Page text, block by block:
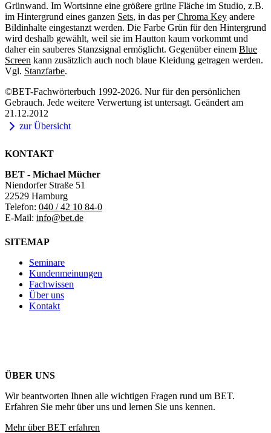
Grünwand. Im Wortsinne eine größere grüne Fläche im Studio, z.B.
im Hintergrund eines ganzen Sets, in das perChroma Key andere
Bildinhalte eingestanzt werden. Die Farbe Grün für den Hintergrund
wird deshalb gewählt, weil sie im Hautton kaum vorkommt und
daher ein sauberes Stanzsignal ermöglicht. Gegenüber einem Blue
Screen kann zusätzlich auch noch blaue Kleidung getragen werden.
Vgl. Stanzfarbe.
©BET-Fachwörterbuch 1992-2026. Nur für den persönlichen
Gebrauch. Jede weitere Verwertung ist untersagt. Geändert am
21.12.2012
zur Übersicht
KONTAKT
BET - Michael Mücher
Niendorfer Straße 51
22529 Hamburg
Telefon: 040 / 42 10 84-0
E-Mail: info@bet.de
SITEMAP
Seminare
Kundenmeinungen
Fachwissen
Über uns
Kontakt
ÜBER UNS
Wir beantworten Ihnen alle wichtigen Fragen rund um BET.
Erfahren Sie mehr über uns und lernen Sie uns kennen.
Mehr über BET erfahren